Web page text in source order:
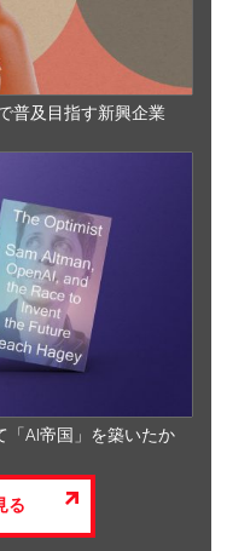
普及目指す新興企業
「AI帝国」を築いたか
る